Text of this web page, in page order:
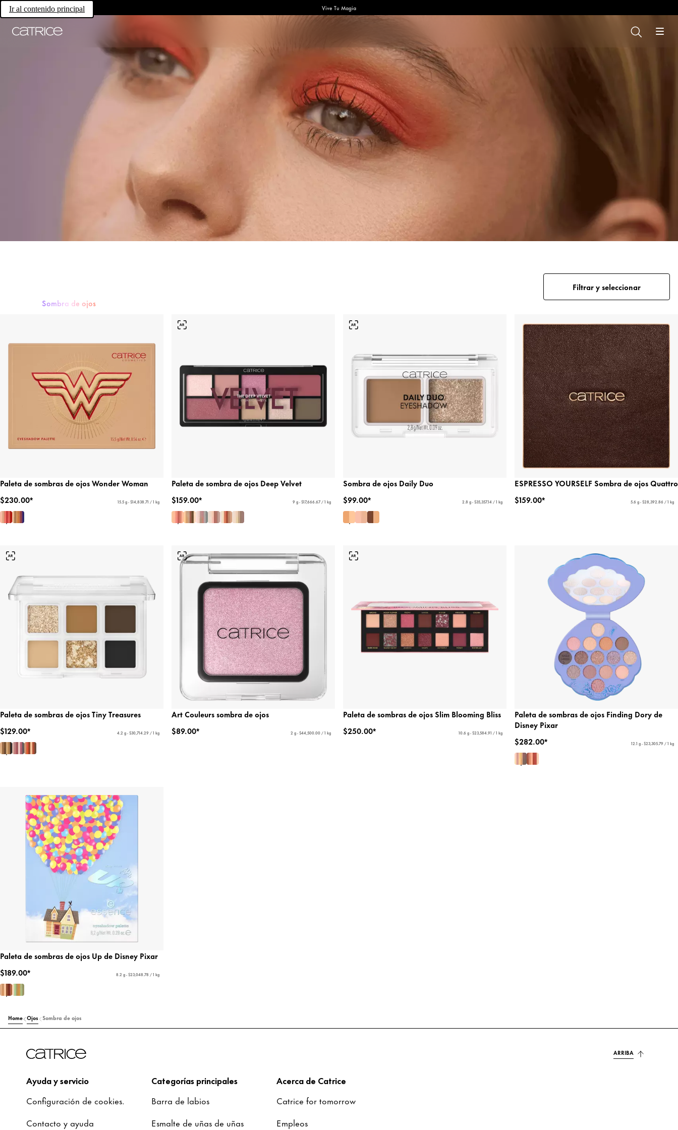
Ir al contenido principal Vive Tu Magia
Sombra de ojos
Filtrar y seleccionar
Paleta de sombras de ojos Wonder Woman
$230.00*
15.5 g - $14,838.71 / 1 kg
Paleta de sombra de ojos Deep Velvet
$159.00*
9 g - $17,666.67 / 1 kg
Sombra de ojos Daily Duo
$99.00*
2.8 g - $35,357.14 / 1 kg
ESPRESSO YOURSELF Sombra de ojos Quattro
$159.00*
5.6 g - $28,392.86 / 1 kg
Paleta de sombras de ojos Tiny Treasures
$129.00*
4.2 g - $30,714.29 / 1 kg
Art Couleurs sombra de ojos
$89.00*
2 g - $44,500.00 / 1 kg
Paleta de sombras de ojos Slim Blooming Bliss
$250.00*
10.6 g - $23,584.91 / 1 kg
Paleta de sombras de ojos Finding Dory de
Disney Pixar
$282.00*
12.1 g - $23,305.79 / 1 kg
Paleta de sombras de ojos Up de Disney Pixar
$189.00*
8.2 g - $23,048.78 / 1 kg
Home Ojos Sombra de ojos
ARRIBA
Ayuda y servicio
Configuración de cookies.
Contacto y ayuda
Categorías principales
Barra de labios
Esmalte de uñas de uñas
Acerca de Catrice
Catrice for tomorrow
Empleos